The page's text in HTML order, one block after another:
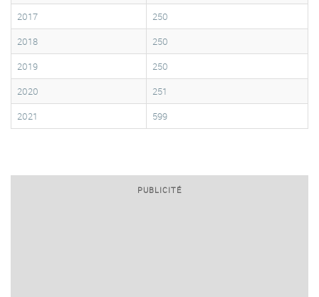
2017
250
2018
250
2019
250
2020
251
2021
599
PUBLICITÉ